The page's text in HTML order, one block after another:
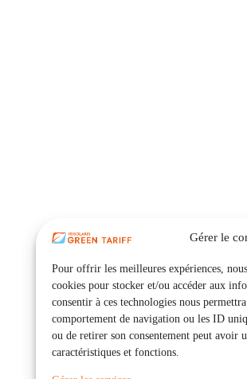
Gérer le
Pour offrir les meilleures expériences,
cookies pour stocker et/ou accéder aux
consentir à ces technologies nous
comportement de navigation ou les ID
ou de retirer son consentement peut avoir
caractéristiques et fonctions.